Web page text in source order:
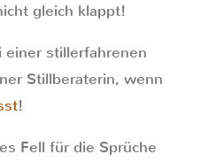
gleich klappt!
einer stillerfahrenen
Stillberaterin, wenn
!
Fell für die Sprüche